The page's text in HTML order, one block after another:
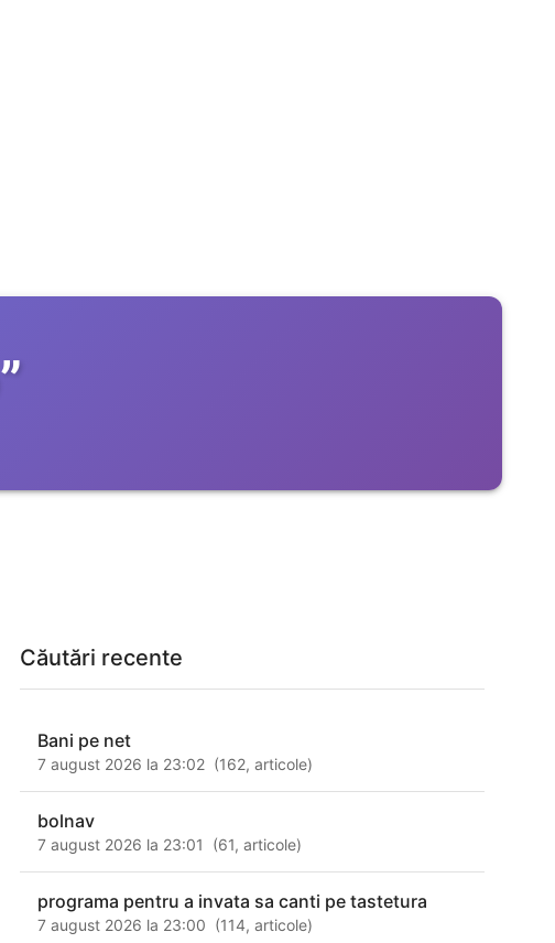
”
Căutări recente
Bani pe net
7 august 2026 la 23:02 (162,articole)
bolnav
7 august 2026 la 23:01 (61,articole)
programa pentru a invata sa canti pe tastetura
7 august 2026 la 23:00 (114,articole)